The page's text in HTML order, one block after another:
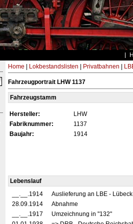
Home Lokbestandslisten Privatbahnen
Fahrzeugportrait LHW 1137
Fahrzeugstamm
Hersteller:
LHW
Fabriknummer:
1137
Baujahr:
1914
Lebenslauf
__.__.1914
Auslieferung an LBE -
28.09.1914
Abnahme
__.__.1917
Umzeichnung in "132"